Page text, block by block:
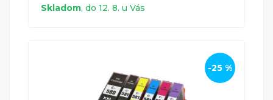
Skladom, do 12. 8. u Vás
-25 %